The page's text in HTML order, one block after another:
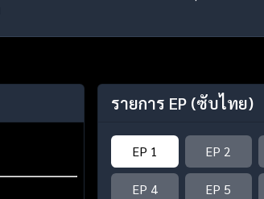
รายการ EP (ซับไทย)
EP 1 EP 2
EP 4 EP 5